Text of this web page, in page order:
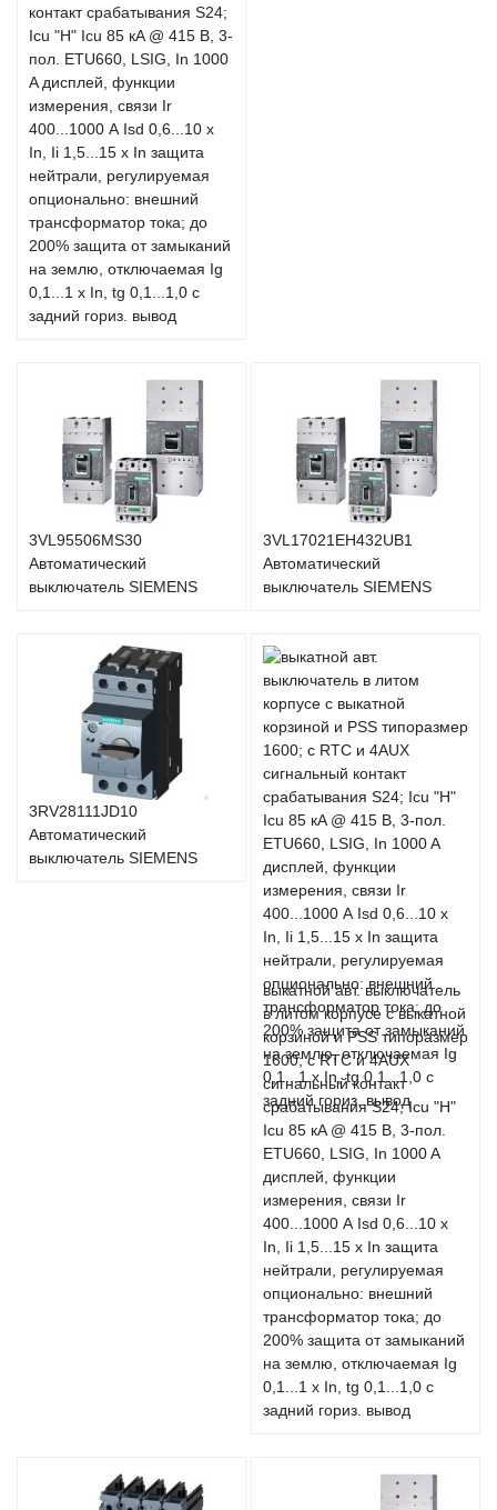
контакт срабатывания S24;
Icu "H" Icu 85 кA @ 415 В, 3-
пол. ETU660, LSIG, In 1000
A дисплей, функции
измерения, связи Ir
400...1000 А Isd 0,6...10 x
In, Ii 1,5...15 x In защита
нейтрали, регулируемая
опционально: внешний
трансформатор тока; до
200% защита от замыканий
на землю, отключаемая Ig
0,1...1 x In, tg 0,1...1,0 с
задний гориз. вывод
3VL95506MS30
Автоматический
выключатель SIEMENS
3VL17021EH432UB1
Автоматический
выключатель SIEMENS
3RV28111JD10
Автоматический
выключатель SIEMENS
выкатной авт. выключатель
в литом корпусе с выкатной
корзиной и PSS типоразмер
1600; с RTC и 4AUX
сигнальный контакт
срабатывания S24; Icu "H"
Icu 85 кA @ 415 В, 3-пол.
ETU660, LSIG, In 1000 A
дисплей, функции
измерения, связи Ir
400...1000 А Isd 0,6...10 x
In, Ii 1,5...15 x In защита
нейтрали, регулируемая
опционально: внешний
трансформатор тока; до
200% защита от замыканий
на землю, отключаемая Ig
0,1...1 x In, tg 0,1...1,0 с
задний гориз. вывод